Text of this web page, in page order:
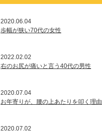
2020.06.04
歩幅が狭い70代の女性
2022.02.02
右のお尻が痛いと言う40代の男性
2020.07.04
お年寄りが、腰の上あたりを叩く理由
2020.07.02